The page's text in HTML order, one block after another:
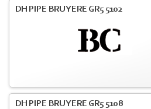
DH PIPE BRUYERE GR5 5102
DH PIPE BRUYERE GR5 5108